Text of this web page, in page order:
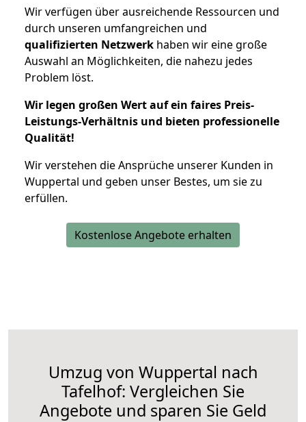
Wir verfügen über ausreichende Ressourcen und
durch unseren umfangreichen und
qualifizierten Netzwerk haben wir eine große
Auswahl an Möglichkeiten, die nahezu jedes
Problem löst.
Wir legen großen Wert auf ein faires Preis-
Leistungs-Verhältnis und bieten professionelle
Qualität!
Wir verstehen die Ansprüche unserer Kunden in
Wuppertal und geben unser Bestes, um sie zu
erfüllen.
Kostenlose Angebote erhalten
Umzug von Wuppertal nach
Tafelhof: Vergleichen Sie
Angebote und sparen Sie Geld